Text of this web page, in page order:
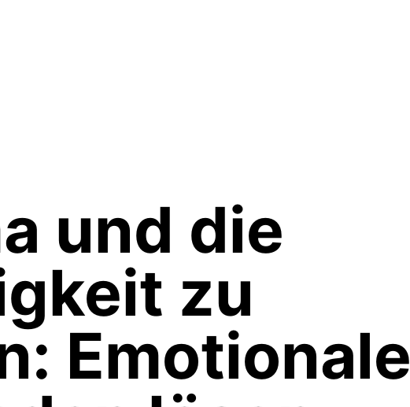
und die
zu
Emotionale